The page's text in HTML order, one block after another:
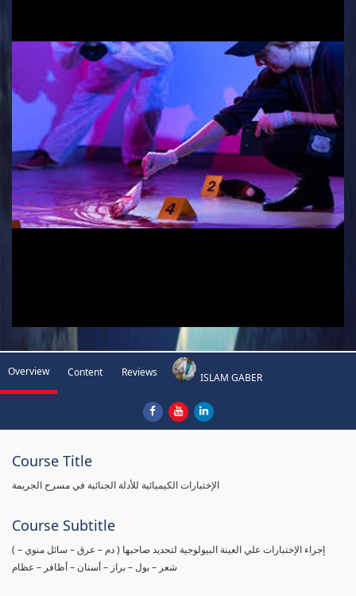
Overview Content Reviews ISLAM GABER
Course Title
الإختبارات الكيميائية للأدلة الجنائية في مسرح الجريمة
Course Subtitle
( إجراء الإختبارات علي العينة البيولوجية لتحديد صاحبها ( دم – عرق – سائل منوي –
شعر – بول – براز – أسنان – أظافر – عظام